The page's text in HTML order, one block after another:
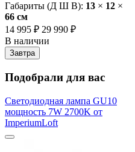
Габариты (Д Ш В): 13 × 12 ×
66 cм
14 995 ₽ 29 990 ₽
В наличии
Завтра
Подобрали для вас
Светодиодная лампа GU10
мощность 7W 2700K от
ImperiumLoft